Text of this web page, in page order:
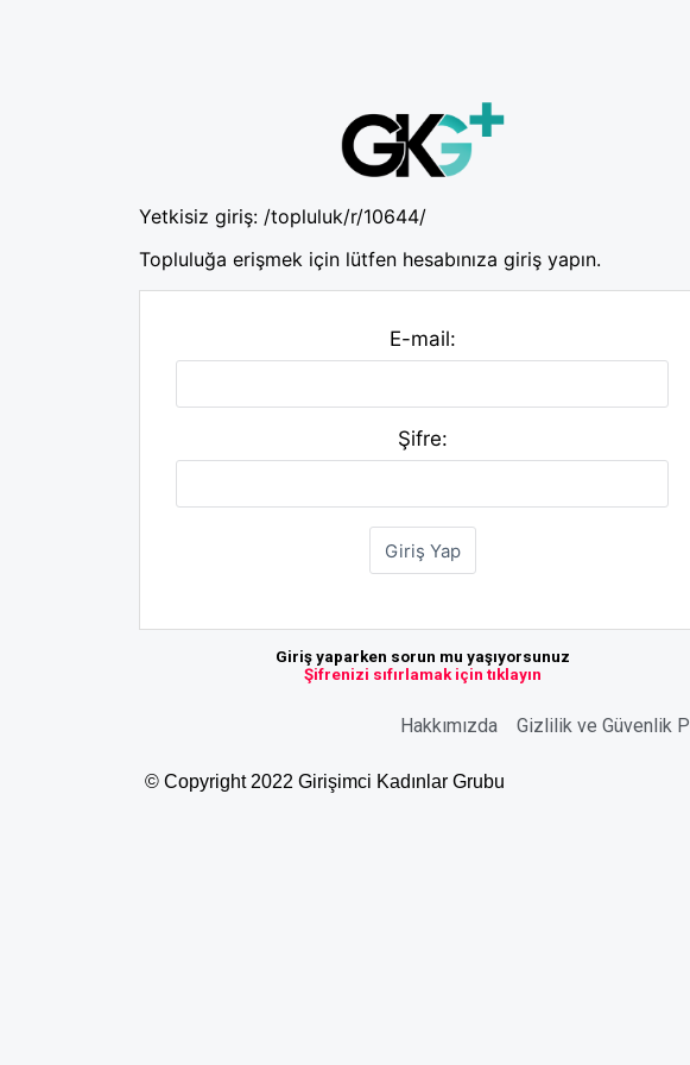
Yetkisiz giriş: /topluluk/r/10644/
Topluluğa erişmek için lütfen hesabınıza giriş yapın.
E-mail:
Şifre:
Giriş yaparken sorun mu yaşıyorsunuz
Şifrenizi sıfırlamak için tıklayın
Hakkımızda Gizlilik ve Güvenlik
© Copyright 2022 Girişimci Kadınlar Grubu